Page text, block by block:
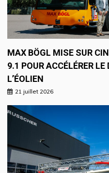
MAX BÖGL MISE SUR
9.1 POUR ACCÉLÉRER LE
L’ÉOLIEN
21 juillet 2026